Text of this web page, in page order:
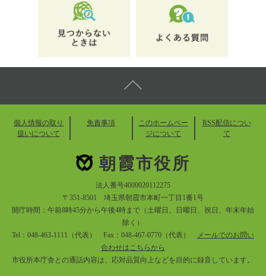
個人情報の取り
扱いについて
免責事項
このホームペー
ジについて
RSS配信につい
て
朝霞市役所
法人番号4000020112275
〒351-8501 埼玉県朝霞市本町一丁目1番1号
開庁時間：午前8時45分から午後4時まで（土曜日、日曜日、祝日、年末年始
除く）
Tel：048-463-1111（代表） Fax：048-467-0770（代表）
メールでのお問い
合わせはこちらから
市役所本庁舎との通話内容は、応対品質向上などを目的に録音しています。